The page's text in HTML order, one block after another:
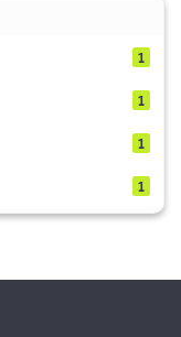
1
1
1
1